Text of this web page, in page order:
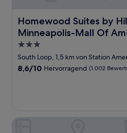
Homewood Suites by
Minneapolis-Mall Of
Homewood Suites by Hilton
3.0-
Sterne-
Unterkunft
South Loop, 1,5 km von Station
8.6
8,6/10 Hervorragend (1.002